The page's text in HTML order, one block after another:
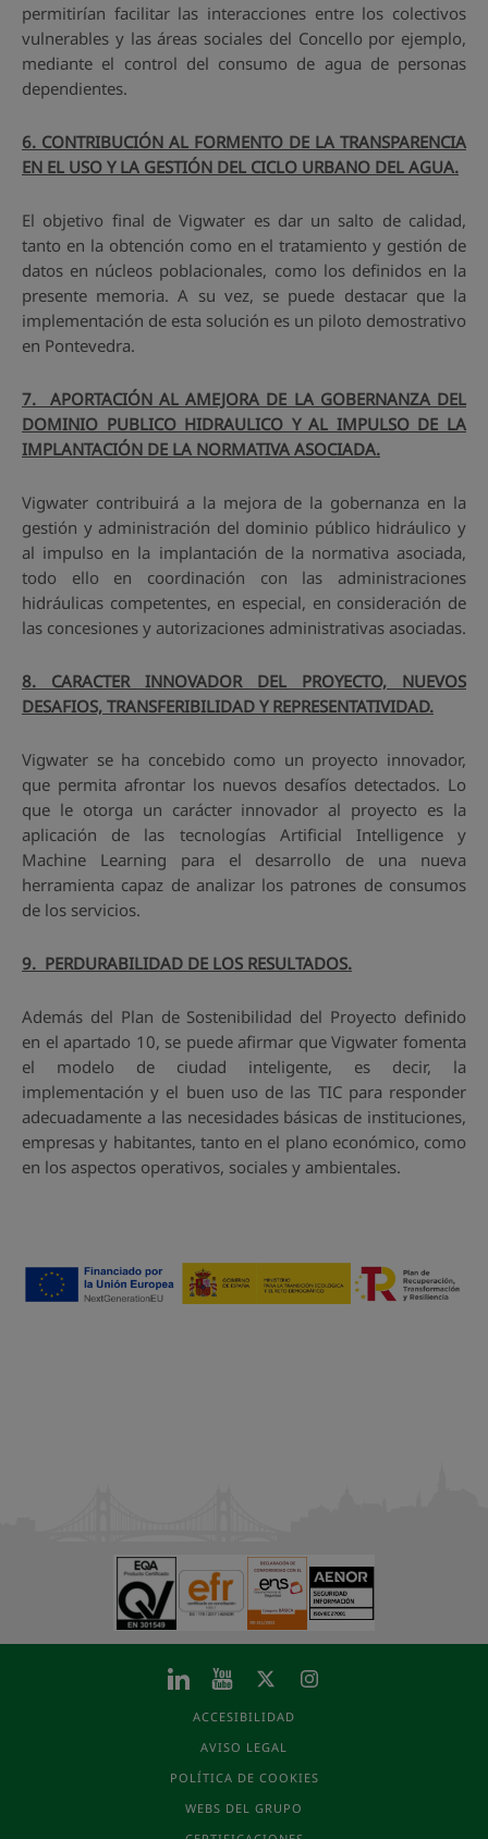
permitirían facilitar las interacciones entre los colectivos
vulnerables y las áreas sociales del Concello por ejemplo,
mediante el control del consumo de agua de personas
dependientes.
6. CONTRIBUCIÓN AL FORMENTO DE LA TRANSPARENCIA
EN EL USO Y LA GESTIÓN DEL CICLO URBANO DEL AGUA.
El objetivo final de Vigwater es dar un salto de calidad,
tanto en la obtención como en el tratamiento y gestión de
datos en núcleos poblacionales, como los definidos en la
presente memoria. A su vez, se puede destacar que la
implementación de esta solución es un piloto demostrativo
en Pontevedra.
7. APORTACIÓN AL AMEJORA DE LA GOBERNANZA DEL
DOMINIO PUBLICO HIDRAULICO Y AL IMPULSO DE LA
IMPLANTACIÓN DE LA NORMATIVA ASOCIADA.
Vigwater contribuirá a la mejora de la gobernanza en la
gestión y administración del dominio público hidráulico y
al impulso en la implantación de la normativa asociada,
todo ello en coordinación con las administraciones
hidráulicas competentes, en especial, en consideración de
las concesiones y autorizaciones administrativas asociadas.
8. CARACTER INNOVADOR DEL PROYECTO, NUEVOS
DESAFIOS, TRANSFERIBILIDAD Y REPRESENTATIVIDAD.
Vigwater se ha concebido como un proyecto innovador,
que permita afrontar los nuevos desafíos detectados. Lo
que le otorga un carácter innovador al proyecto es la
aplicación de las tecnologías Artificial Intelligence y
Machine Learning para el desarrollo de una nueva
herramienta capaz de analizar los patrones de consumos
de los servicios.
9. PERDURABILIDAD DE LOS RESULTADOS.
Además del Plan de Sostenibilidad del Proyecto definido
en el apartado 10, se puede afirmar que Vigwater fomenta
el modelo de ciudad inteligente, es decir, la
implementación y el buen uso de las TIC para responder
adecuadamente a las necesidades básicas de instituciones,
empresas y habitantes, tanto en el plano económico, como
en los aspectos operativos, sociales y ambientales.
ACCESIBILIDAD
AVISO LEGAL
POLÍTICA DE COOKIES
WEBS DEL GRUPO